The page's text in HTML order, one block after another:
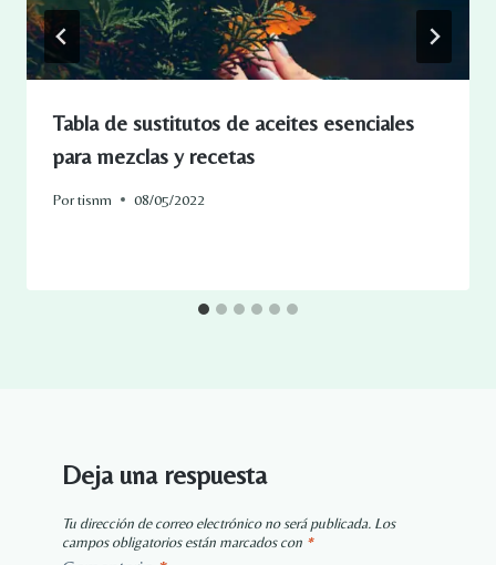
Tabla de sustitutos de aceites esenciales
para mezclas y recetas
Portisnm 08/05/2022
Deja una respuesta
Tu dirección de correo electrónico no será publicada. Los
campos obligatorios están marcados con *